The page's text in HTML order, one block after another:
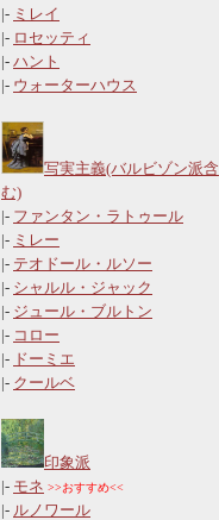
|- ミレイ
|- ロセッティ
|- ハント
|- ウォーターハウス
写実主義(バルビゾン派含
む)
|- ファンタン・ラトゥール
|- ミレー
|- テオドール・ルソー
|- シャルル・ジャック
|- ジュール・ブルトン
|- コロー
|- ドーミエ
|- クールベ
印象派
|- モネ >>おすすめ<<
|- ルノワール